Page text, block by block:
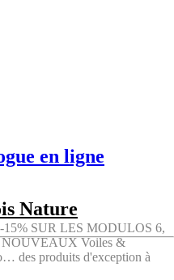
en ligne
SUR LES MODULOS 6,
NOUVEAUX Voiles &
des produits d'exception à
Nature